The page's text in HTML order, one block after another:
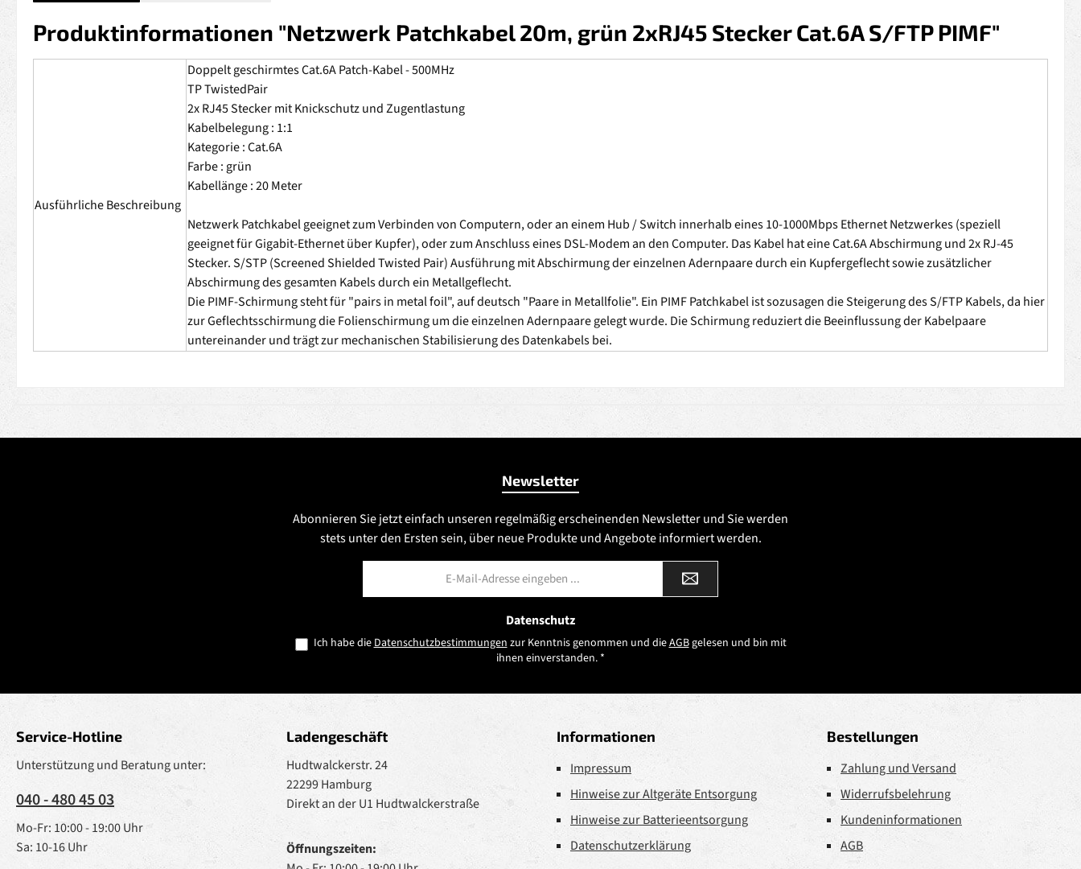
Produktinformationen "Netzwerk Patchkabel 20m, grün 2xRJ45 Stecker Cat.6A S/FTP PIMF"
Ausführliche Beschreibung
Doppelt geschirmtes Cat.6A Patch-Kabel - 500MHz
TP TwistedPair
2x RJ45 Stecker mit Knickschutz und Zugentlastung
Kabelbelegung : 1:1
Kategorie : Cat.6A
Farbe : grün
Kabellänge : 20 Meter
Netzwerk Patchkabel geeignet zum Verbinden von Computern, oder an einem Hub / Switch innerhalb eines 10-1000Mbps Ethernet Netzwerkes (speziell
geeignet für Gigabit-Ethernet über Kupfer), oder zum Anschluss eines DSL-Modem an den Computer. Das Kabel hat eine Cat.6A Abschirmung und 2x RJ-45
Stecker. S/STP (Screened Shielded Twisted Pair) Ausführung mit Abschirmung der einzelnen Adernpaare durch ein Kupfergeflecht sowie zusätzlicher
Abschirmung des gesamten Kabels durch ein Metallgeflecht.
Die PIMF-Schirmung steht für "pairs in metal foil", auf deutsch "Paare in Metallfolie". Ein PIMF Patchkabel ist sozusagen die Steigerung des S/FTP Kabels, da hier
zur Geflechtsschirmung die Folienschirmung um die einzelnen Adernpaare gelegt wurde. Die Schirmung reduziert die Beeinflussung der Kabelpaare
untereinander und trägt zur mechanischen Stabilisierung des Datenkabels bei.
Newsletter
Abonnieren Sie jetzt einfach unseren regelmäßig erscheinenden Newsletter und Sie werden
stets unter den Ersten sein, über neue Produkte und Angebote informiert werden.
Datenschutz
Ich habe dieDatenschutzbestimmungenzur Kenntnis genommen und dieAGBgelesen und bin mit
ihnen einverstanden. *
Service-Hotline
Unterstützung und Beratung unter:
040 - 480 45 03
Mo-Fr: 10:00 - 19:00 Uhr
Sa: 10-16 Uhr
Ladengeschäft
Hudtwalckerstr. 24
22299 Hamburg
Direkt an der U1 Hudtwalckerstraße
Öffnungszeiten:
Informationen
Impressum
Hinweise zur Altgeräte Entsorgung
Hinweise zur Batterieentsorgung
Datenschutzerklärung
Bestellungen
Zahlung und Versand
Widerrufsbelehrung
Kundeninformationen
AGB